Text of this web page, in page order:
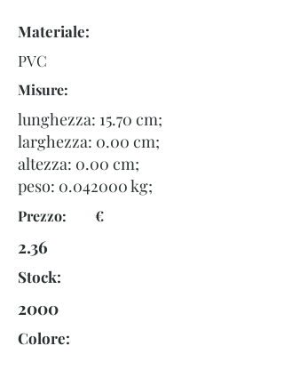
Materiale:
PVC
Misure:
lunghezza: 15.70 cm;
larghezza: 0.00 cm;
altezza: 0.00 cm;
peso: 0.042000kg;
Prezzo: €
2.36
Stock:
2000
Colore: